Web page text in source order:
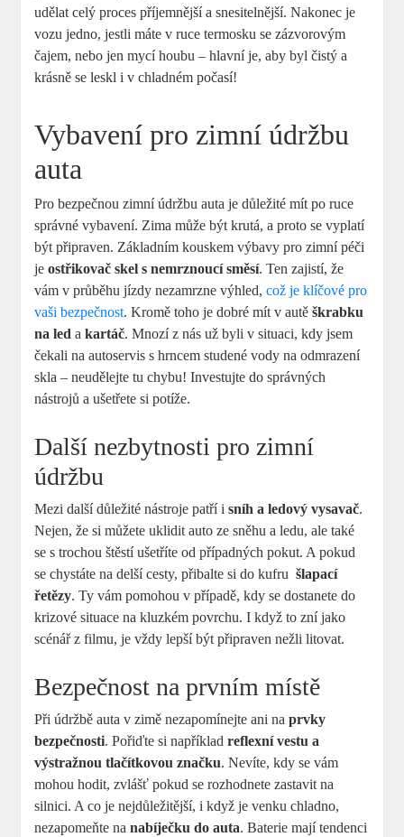
udělat celý proces příjemnější a snesitelnější. Nakonec je
vozu jedno, jestli máte v‌ ruce termosku se zázvorovým
čajem, nebo jen mycí houbu ⁢– hlavní je, ⁢aby byl čistý a
krásně se ⁤leskl i v chladném počasí!
Vybavení pro zimní údržbu
auta
Pro bezpečnou zimní ​údržbu auta⁢ je důležité mít po ruce
správné vybavení. Zima může být krutá, a⁢ proto se⁣ vyplatí
být připraven. Základním kouskem výbavy pro zimní péči
jeostřikovač skel s nemrznoucí směsí. Ten zajistí, že
vám v průběhu jízdy nezamrzne ‌výhled, ‌což je klíčové pro
vaši bezpečnost. Kromě ⁤toho je dobré mít v⁢ autěškrabku
na led akartáč. Mnozí⁤ z nás už byli v situaci, kdy jsem
čekali na autoservis s ⁣hrncem studené vody na​ odmrazení​
skla – neudělejte tu chybu! Investujte do správných
nástrojů a ⁤ušetřete si potíže.
Další nezbytnosti​ pro zimní​
údržbu
Mezi další důležité nástroje patří isníh a ⁣ledový vysavač.
Nejen, že si můžete uklidit auto ze sněhu a ⁤ledu, ale také
⁢se s trochou štěstí ušetříte od případných pokut. A pokud
se chystáte na delší cesty, přibalte si do kufru ⁢šlapací⁤
řetězy. ‍Ty vám pomohou v případě, kdy se dostanete do
krizové situace na kluzkém povrchu. I ‌když to zní​ jako
scénář z filmu, je vždy lepší být připraven nežli litovat.
Bezpečnost na prvním místě
Při údržbě auta v zimě nezapomínejte ani naprvky
bezpečnosti. Pořiďte si napříkladreflexní vestu a
výstražnou tlačítkovou⁤ značku. Nevíte, kdy‌ se vám
mohou hodit, zvlášť pokud se rozhodnete zastavit na⁣
silnici. A co ​je nejdůležitější, i když je​ venku chladno,
nezapomeňte nanabíječku do auta. Baterie mají tendenci